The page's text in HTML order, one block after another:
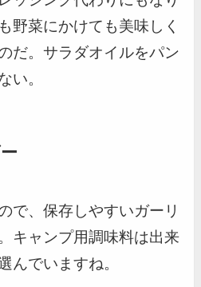
野菜にかけても美味しく
だ。サラダオイルをパン
い。
で、保存しやすいガーリ
キャンプ用調味料は出来
んでいますね。